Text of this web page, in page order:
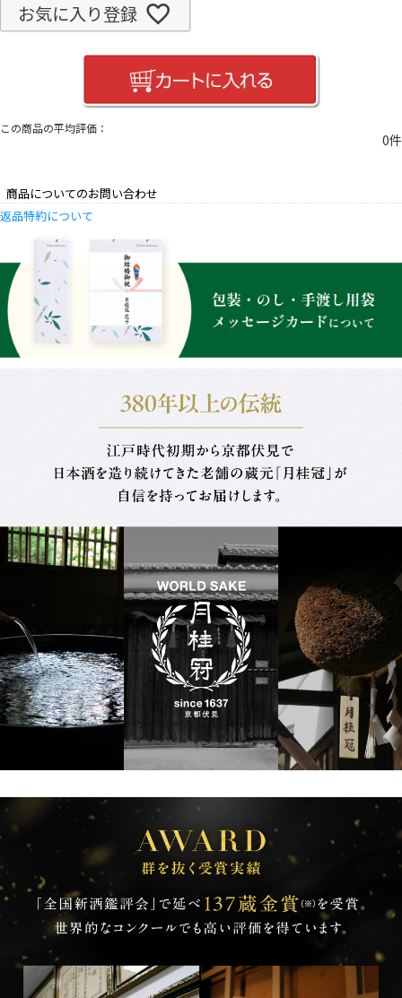
お気に入り登録
0
商品についてのお問い合わせ
返品特約について